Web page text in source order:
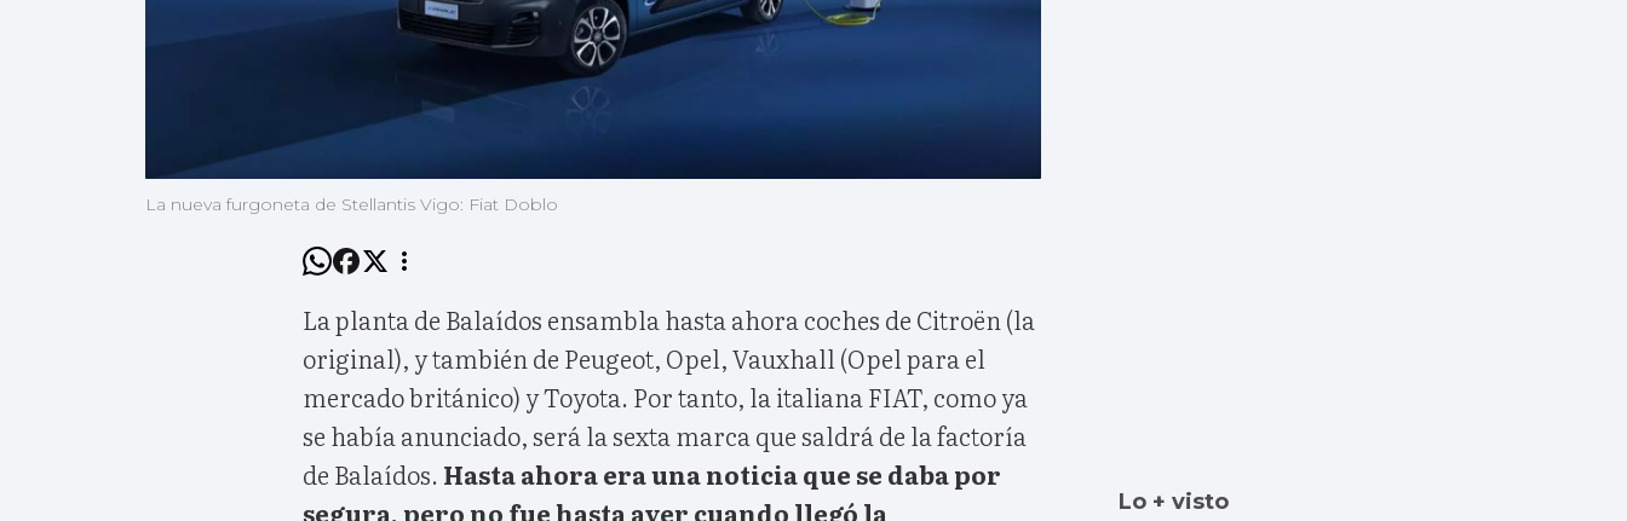
La nueva furgoneta de Stellantis Vigo: Fiat Doblo
La planta de Balaídos ensambla hasta ahora coches de Citroën (la
original), y también de Peugeot, Opel, Vauxhall (Opel para el
mercado británico) y Toyota. Por tanto, la italiana FIAT, como ya
se había anunciado, será la sexta marca que saldrá de la factoría
de Balaídos. Hasta ahora era una noticia que se daba por
segura, pero no fue hasta ayer cuando llegó la
Lo + visto